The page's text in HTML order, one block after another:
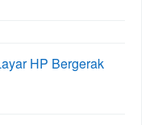
HP Bergerak